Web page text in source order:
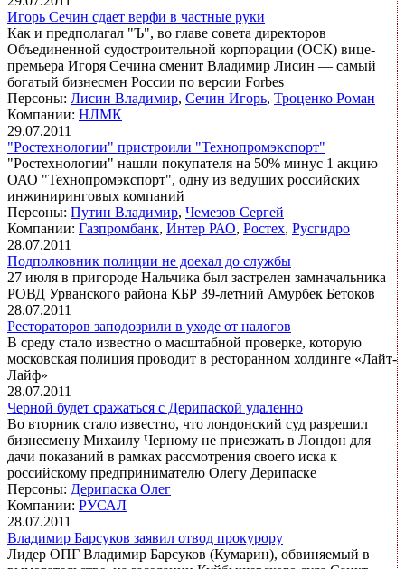
Игорь Сечин сдает верфи в частные руки
Как и предполагал "Ъ", во главе совета директоров
Объединенной судостроительной корпорации (ОСК) вице-
премьера Игоря Сечина сменит Владимир Лисин — самый
богатый бизнесмен России по версии Forbes
Персоны: Лисин Владимир, Сечин Игорь, Троценко Роман
Компании: НЛМК
29.07.2011
"Ростехнологии" пристроили "Технопромэкспорт"
"Ростехнологии" нашли покупателя на 50% минус 1 акцию
ОАО "Технопромэкспорт", одну из ведущих российских
инжиниринговых компаний
Персоны: Путин Владимир, Чемезов Сергей
Компании: Газпромбанк, Интер РАО, Ростех, Русгидро
28.07.2011
Подполковник полиции не доехал до службы
27 июля в пригороде Нальчика был застрелен замначальника
РОВД Урванского района КБР 39-летний Амурбек Бетоков
28.07.2011
Рестораторов заподозрили в уходе от налогов
В среду стало известно о масштабной проверке, которую
московская полиция проводит в ресторанном холдинге «Лайт-
Лайф»
28.07.2011
Черной будет сражаться с Дерипаской удаленно
Во вторник стало известно, что лондонский суд разрешил
бизнесмену Михаилу Черному не приезжать в Лондон для
дачи показаний в рамках рассмотрения своего иска к
российскому предпринимателю Олегу Дерипаске
Персоны: Дерипаска Олег
Компании: РУСАЛ
28.07.2011
Владимир Барсуков заявил отвод прокурору
Лидер ОПГ Владимир Барсуков (Кумарин), обвиняемый в